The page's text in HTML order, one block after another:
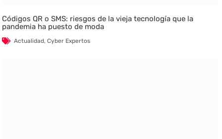
Códigos QR o SMS: riesgos de la vieja tecnología que la
pandemia ha puesto de moda
Actualidad,Cyber Expertos